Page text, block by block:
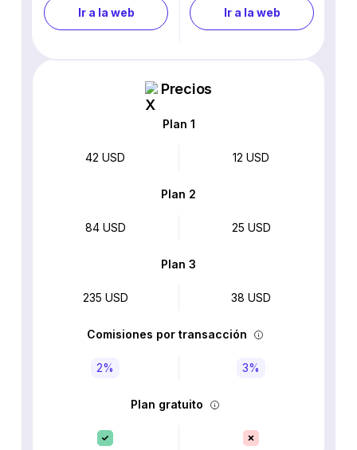
Ir a la web Ir a la web
Precios
Plan 1
42 USD 12 USD
Plan 2
84 USD 25 USD
Plan 3
235 USD 38 USD
Comisiones por transacción
2% 3%
Plan gratuito